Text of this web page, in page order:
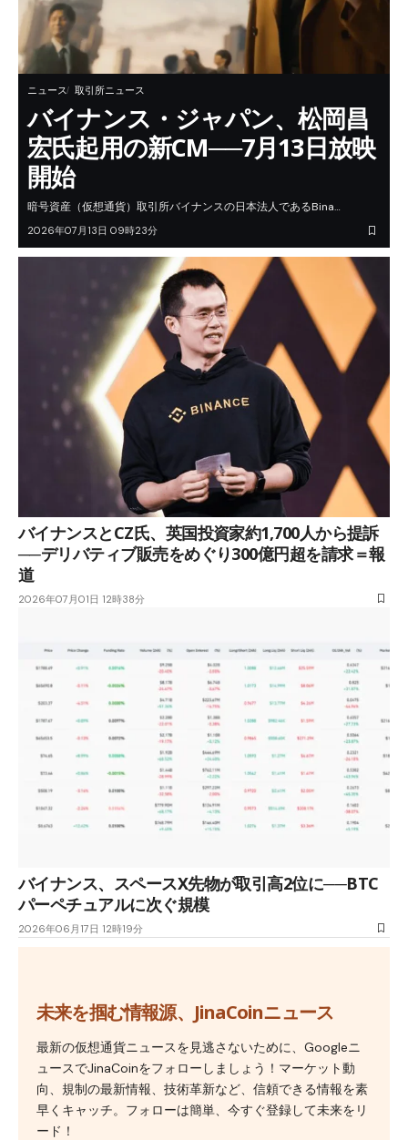
ニュース 取引所ニュース
バイナンス・ジャパン、松岡昌
宏氏起用の新CM──7月13日放映
開始
暗号資産（仮想通貨）取引所バイナンスの日本法人であるBina…
2026年07月13日 09時23分
バイナンスとCZ氏、英国投資家約1,700人から提訴
──デリバティブ販売をめぐり300億円超を請求＝報
道
2026年07月01日 12時38分
バイナンス、スペースX先物が取引高2位に──BTC
パーペチュアルに次ぐ規模
2026年06月17日 12時19分
未来を掴む情報源、JinaCoinニュース
最新の仮想通貨ニュースを見逃さないために、Googleニ
ュースでJinaCoinをフォローしましょう！マーケット動
向、規制の最新情報、技術革新など、信頼できる情報を素
早くキャッチ。フォローは簡単、今すぐ登録して未来をリ
ード！